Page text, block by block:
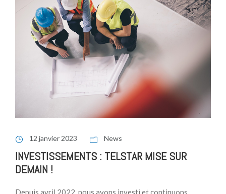
12 janvier 2023 News
INVESTISSEMENTS : TELSTAR MISE SUR
DEMAIN !
Depuis avril 2022, nous avons investi et continuons